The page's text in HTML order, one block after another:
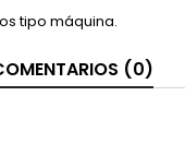
tipo máquina.
(0)